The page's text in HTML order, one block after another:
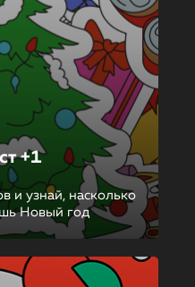
+1
и узнай, насколько
Новый год